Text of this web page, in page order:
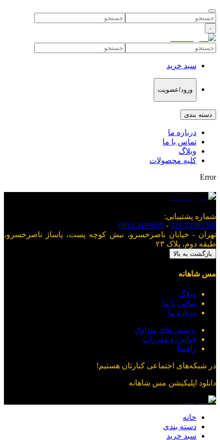
۰
سبد خرید
ورود/عضویت
دسته بندی
درباره ما
تماس با ما
وبلاگ
کلیه محصولات
Error
شماره پشتیبانی:
021-33989268
-
0912-4199059
تهران - خیابان ناصرخسرو، نبش کوچه پست، پاساژ ناصرخسرو،
طبقه دوم، پلاک ۲۳
بازگشت به بالا
مس شاهانه
وبلاگ
تماس با ما
درباره ما
پرسش های متداول
قوانین و مقررات
راهنما
در شبکه‌های اجتماعی کنارتان هستیم!
دانلود اپلیکیشن مس شاهانه
خانه
دسته بندی
سبد خرید